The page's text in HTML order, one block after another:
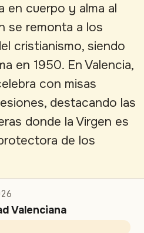
en cuerpo y alma al
se remonta a los
cristianismo, siendo
en 1950. En Valencia,
con misas
destacando las
donde la Virgen es
de los
Valenciana